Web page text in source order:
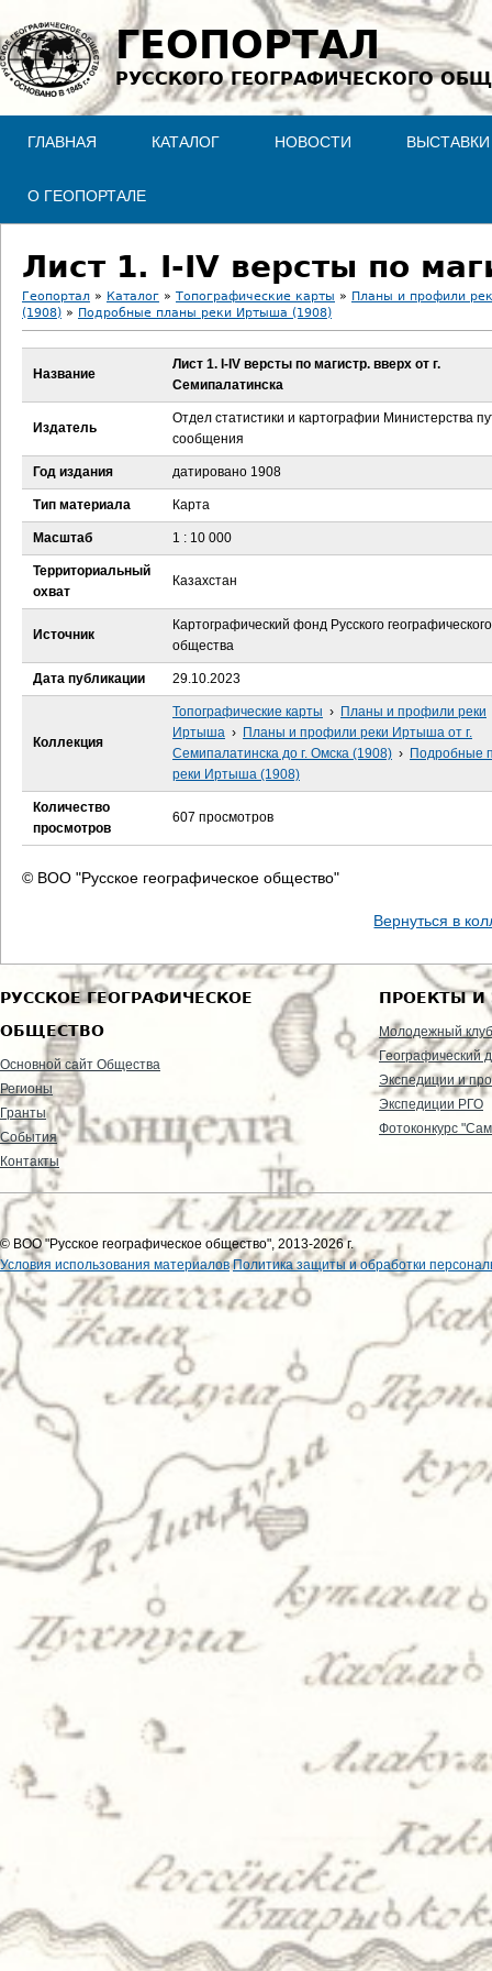
Jump to navigation
ГЕОПОРТАЛ
РУССКОГО ГЕОГРАФИЧЕСКОГО
ГЛАВНАЯ КАТАЛОГ НОВОСТИ ВЫСТАВКИ
О ГЕОПОРТАЛЕ
В
ы
д
е
с
ь
Геопортал » Каталог » Топографические карты » Планы и профили
(1908) » Подробные планы реки Иртыша (1908)
Название
Лист 1. I-IV версты по магистр. вверх от г.
Семипалатинска
Издатель
Отдел статистики и картографии Министерства
сообщения
Год издания датировано 1908
Тип материала Карта
Масштаб 1 : 10 000
Территориальный
охват
Казахстан
Источник
Картографический фонд Русского географического
общества
Дата публикации 29.10.2023
Коллекция
Топографические карты › Планы и профили реки
Иртыша › Планы и профили реки Иртыша от г.
Семипалатинска до г. Омска (1908) › Подробные
реки Иртыша (1908)
Количество
просмотров
607 просмотров
© ВОО "Русское географическое общество"
Вернуться в
РУССКОЕ ГЕОГРАФИЧЕСКОЕ
ОБЩЕСТВО
Основной сайт Общества
Регионы
Гранты
События
Контакты
ПРОЕКТЫ И
Молодежный клуб
Географический
Экспедиции и
Экспедиции РГО
Фотоконкурс
© ВОО "Русское географическое общество", 2013-2026 г.
Условия использования материалов Политика защиты и обработки